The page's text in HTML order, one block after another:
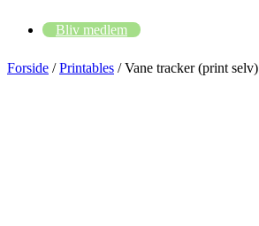
Bliv medlem
Forside /Printables / Vane tracker (print selv)